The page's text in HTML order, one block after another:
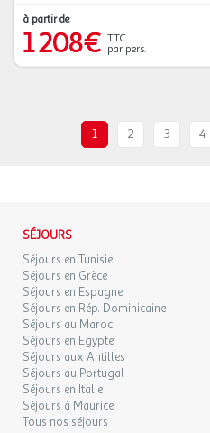
à partir de
1 208€ TTC
par pers.
1 2 3 4
SÉJOURS
Séjours en Tunisie
Séjours en Grèce
Séjours en Espagne
Séjours en Rép. Dominicaine
Séjours au Maroc
Séjours en Egypte
Séjours aux Antilles
Séjours au Portugal
Séjours en Italie
Séjours à Maurice
Tous nos séjours